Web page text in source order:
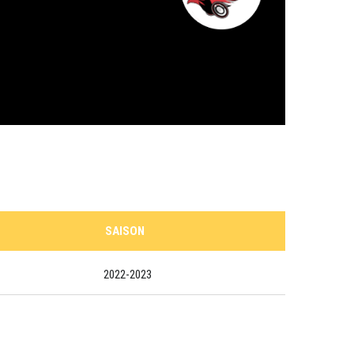
SAISON
2022-2023